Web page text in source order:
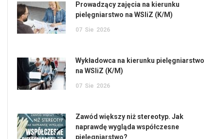
Prowadzący zajęcia na kierunku
pielęgniarstwo na WSIiZ (K/M)
07 Sie 2026
Wykładowca na kierunku pielęgniarstwo
na WSIiZ (K/M)
07 Sie 2026
Zawód większy niż stereotyp. Jak
naprawdę wygląda współczesne
pielęgniarstwo?